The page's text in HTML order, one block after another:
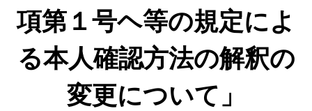
項第１号ヘ等の規定によ
る本人確認方法の解釈の
変更について」